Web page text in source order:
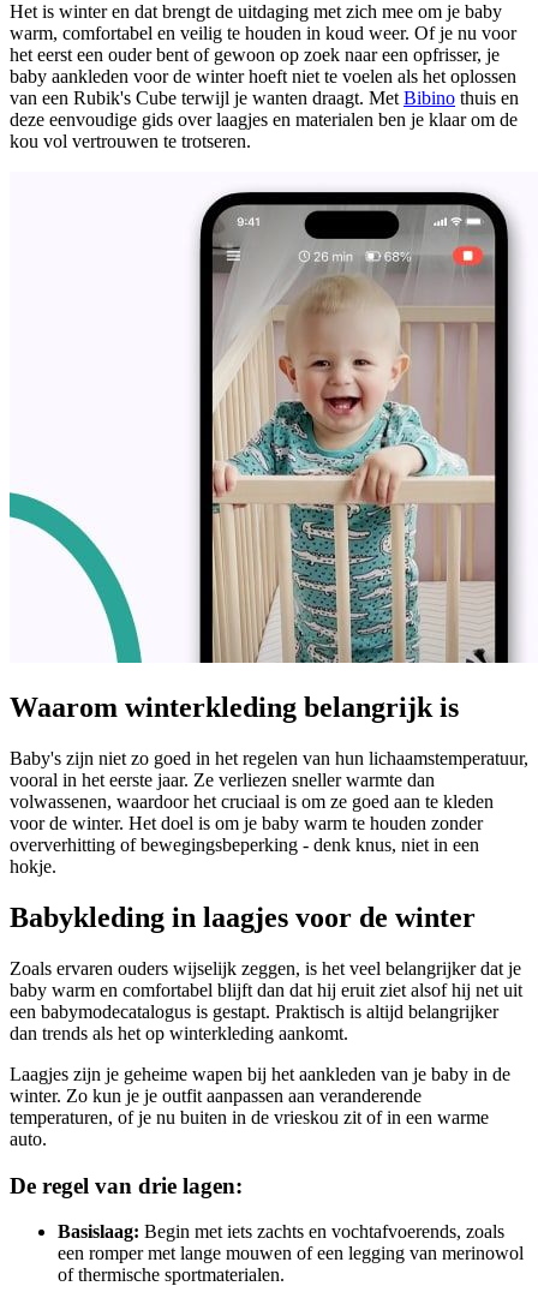
Het is winter en dat brengt de uitdaging met zich mee om je baby
warm, comfortabel en veilig te houden in koud weer. Of je nu voor
het eerst een ouder bent of gewoon op zoek naar een opfrisser, je
baby aankleden voor de winter hoeft niet te voelen als het oplossen
van een Rubik's Cube terwijl je wanten draagt. Met Bibino thuis en
deze eenvoudige gids over laagjes en materialen ben je klaar om de
kou vol vertrouwen te trotseren.
Waarom winterkleding belangrijk is
Baby's zijn niet zo goed in het regelen van hun lichaamstemperatuur,
vooral in het eerste jaar. Ze verliezen sneller warmte dan
volwassenen, waardoor het cruciaal is om ze goed aan te kleden
voor de winter. Het doel is om je baby warm te houden zonder
oververhitting of bewegingsbeperking - denk knus, niet in een
hokje.
Babykleding in laagjes voor de winter
Zoals ervaren ouders wijselijk zeggen, is het veel belangrijker dat je
baby warm en comfortabel blijft dan dat hij eruit ziet alsof hij net uit
een babymodecatalogus is gestapt. Praktisch is altijd belangrijker
dan trends als het op winterkleding aankomt.
Laagjes zijn je geheime wapen bij het aankleden van je baby in de
winter. Zo kun je je outfit aanpassen aan veranderende
temperaturen, of je nu buiten in de vrieskou zit of in een warme
auto.
De regel van drie lagen:
Basislaag: Begin met iets zachts en vochtafvoerends, zoals
een romper met lange mouwen of een legging van merinowol
of thermische sportmaterialen.